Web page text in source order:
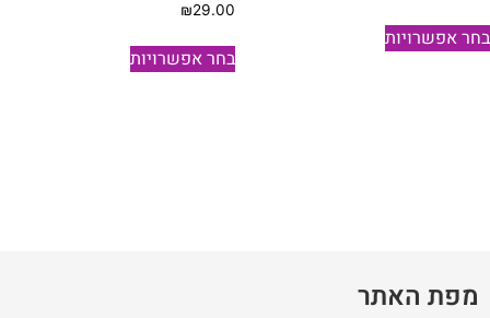
אפשרויות
למוצר
זה
₪29.00
בחר אפשרויות
למוצר
זה
מפת האתר